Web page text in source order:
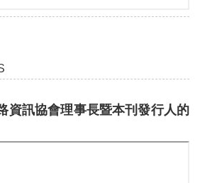
資訊協會理事長暨本刊發行人的